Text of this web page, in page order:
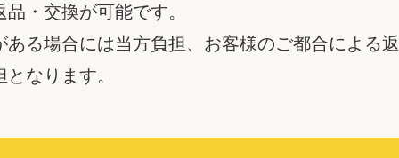
・交換が可能です。
る場合には当方負担、お客様のご都合による返
なります。